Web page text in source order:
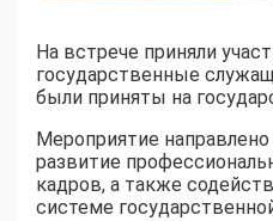
На встрече приняли
государственные
были приняты на
Мероприятие
развитие
кадров, а также
системе